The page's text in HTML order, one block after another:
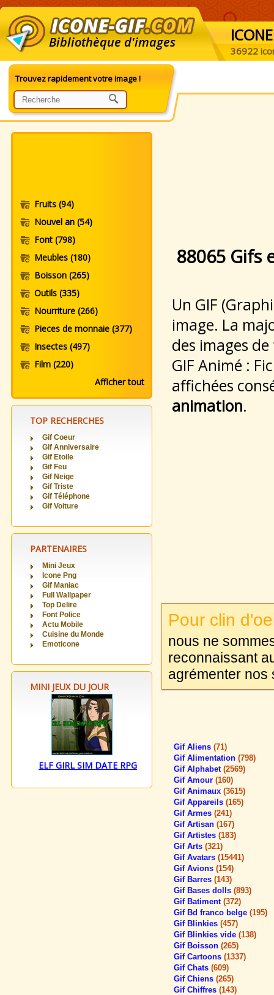
Bibliothèque d'images ICONE
36922
Trouvez rapidement votre image !
Fruits (94)
Nouvel an (54)
Font (798)
Meubles (180)
Boisson (265)
Outils (335)
Nourriture (266)
Pieces de monnaie (377)
Insectes (497)
Film (220)
Afficher tout
TOP RECHERCHES
Gif Coeur
Gif Anniversaire
Gif Etoile
Gif Feu
Gif Neige
Gif Triste
Gif Téléphone
Gif Voiture
PARTENAIRES
Mini Jeux
Icone Png
Gif Maniac
Full Wallpaper
Top Delire
Font Police
Actu Mobile
Cuisine du Monde
Emoticone
MINI JEUX DU JOUR
ELF GIRL SIM DATE RPG
88065 Gifs
Un GIF
image. La
des images
GIF Animé :
affichées
animation.
Pour clin
nous ne
reconnaissant
agrémenter nos
Gif Aliens (71)
Gif Alimentation (798)
Gif Alphabet (2569)
Gif Amour (160)
Gif Animaux (3615)
Gif Appareils (165)
Gif Armes (241)
Gif Artisan (167)
Gif Artistes (183)
Gif Arts (321)
Gif Avatars (15441)
Gif Avions (154)
Gif Barres (143)
Gif Bases dolls (893)
Gif Batiment (372)
Gif Bd franco belge (195)
Gif Blinkies (457)
Gif Blinkies vide (138)
Gif Boisson (265)
Gif Cartoons (1337)
Gif Chats (609)
Gif Chiens (265)
Gif Chiffres (143)